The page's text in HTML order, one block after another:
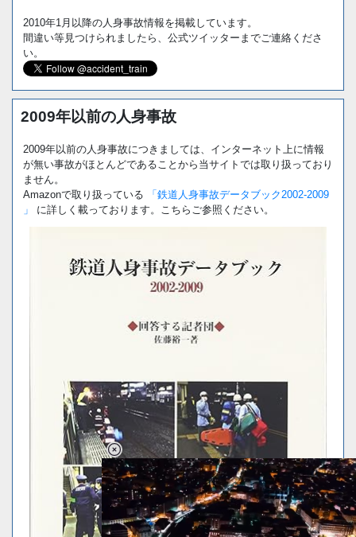
2010年1月以降の人身事故情報を掲載しています。
間違い等見つけられましたら、公式ツイッターまでご連絡くださ
い。
2009年以前の人身事故
2009年以前の人身事故につきましては、インターネット上に情報
が無い事故がほとんどであることから当サイトでは取り扱っており
ません。
Amazonで取り扱っている
「鉄道人身事故データブック2002-2009
」
に詳しく載っております。こちらご参照ください。